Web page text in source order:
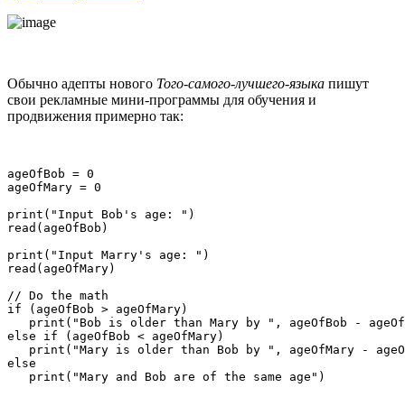
Обычно адепты нового Того-самого-лучшего-языка пишут
свои рекламные мини-программы для обучения и
продвижения примерно так:
ageOfBob = 0
ageOfMary = 0
print("Input Bob's age: ")
read(ageOfBob)
print("Input Marry's age: ")
read(ageOfMary)
// Do the math
if (ageOfBob > ageOfMary)
print("Bob is older than Mary by ", ageOfBob -
else if (ageOfBob < ageOfMary)
print("Mary is older than Bob by ", ageOfMary -
else
   print("Mary and Bob are of the same age")